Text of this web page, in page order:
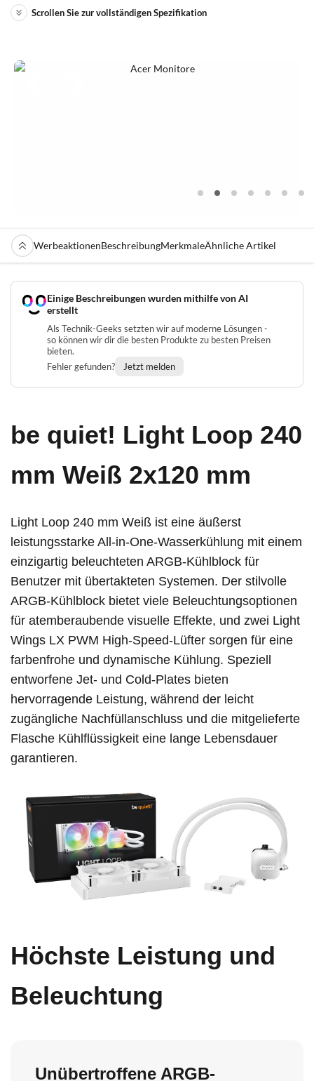
Scrollen Sie zur vollständigen Spezifikation
WerbeaktionenBeschreibungMerkmaleÄhnliche Artikel
Einige Beschreibungen wurden mithilfe von AI
erstellt
Als Technik-Geeks setzten wir auf moderne Lösungen -
so können wir dir die besten Produkte zu besten Preisen
bieten.
Fehler gefunden?
Jetzt melden
be quiet! Light Loop 240
mm Weiß 2x120 mm
Light Loop 240 mm Weiß ist eine äußerst
leistungsstarke All-in-One-Wasserkühlung mit einem
einzigartig beleuchteten ARGB-Kühlblock für
Benutzer mit übertakteten Systemen. Der stilvolle
ARGB-Kühlblock bietet viele Beleuchtungsoptionen
für atemberaubende visuelle Effekte, und zwei Light
Wings LX PWM High-Speed-Lüfter sorgen für eine
farbenfrohe und dynamische Kühlung. Speziell
entworfene Jet- und Cold-Plates bieten
hervorragende Leistung, während der leicht
zugängliche Nachfüllanschluss und die mitgelieferte
Flasche Kühlflüssigkeit eine lange Lebensdauer
garantieren.
Höchste Leistung und
Beleuchtung
Unübertroffene ARGB-